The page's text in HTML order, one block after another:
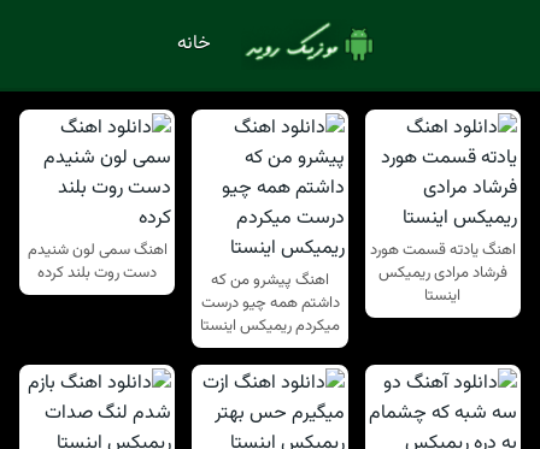
خانه
اهنگ یادته قسمت هورد
فرشاد مرادی ریمیکس
اینستا
اهنگ پیشرو من که
داشتم همه چیو درست
میکردم ریمیکس اینستا
اهنگ سمی لون شنیدم
دست روت بلند کرده